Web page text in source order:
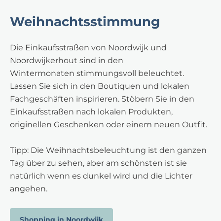
h
e
r
i
j
N
o
o
d
w
i
j
Weihnachtsstimmung
Die Einkaufsstraßen von Noordwijk und
Noordwijkerhout sind in den
Wintermonaten stimmungsvoll beleuchtet.
Lassen Sie sich in den Boutiquen und lokalen
Fachgeschäften inspirieren. Stöbern Sie in den
Einkaufsstraßen nach lokalen Produkten,
originellen Geschenken oder einem neuen Outfit.
Tipp: Die Weihnachtsbeleuchtung ist den ganzen
Tag über zu sehen, aber am schönsten ist sie
natürlich wenn es dunkel wird und die Lichter
angehen.